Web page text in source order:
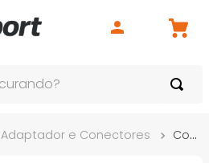
Adaptador e Conectores Conector Plástico Vonder Fêmea